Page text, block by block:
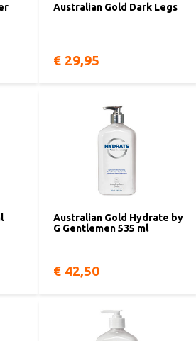
Australian Gold Dark Legs
€ 29,95
Australian Gold Hydrate by
G Gentlemen 535 ml
€ 42,50